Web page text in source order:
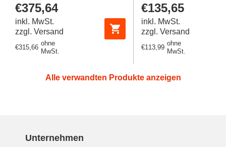
Regulärer
Preis
€375,64
inkl. MwSt.
zzgl. Versand
Regulärer
€315,66
ohne
MwSt.
Regulärer
Preis
€135,65
inkl. MwSt.
zzgl. Versand
Regulärer
€113,99
ohne
MwSt.
Alle verwandten Produkte anzeigen
Unternehmen